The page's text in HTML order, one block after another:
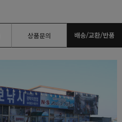
상품문의 배송/교환/반품